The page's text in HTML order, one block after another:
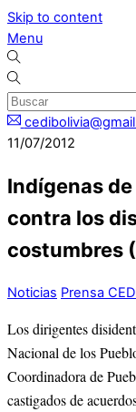
Skip to content
Menu
11/07/2012
Indígenas
contra los
costumbres
Noticias Prensa
Los dirigentes
Nacional de los
Coordinadora de
castigados de